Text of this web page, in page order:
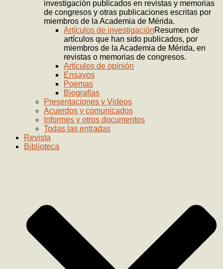
investigación publicados en revistas y memorias
de congresos y otras publicaciones escritas por
miembros de la Academia de Mérida.
Artículos de investigaciónResumen de
artículos que han sido publicados, por
miembros de la Academia de Mérida, en
revistas o memorias de congresos.
Artículos de opinión
Ensayos
Poemas
Biografías
Presentaciones y Videos
Acuerdos y comunicados
Informes y otros documentos
Todas las entradas
Revista
Biblioteca